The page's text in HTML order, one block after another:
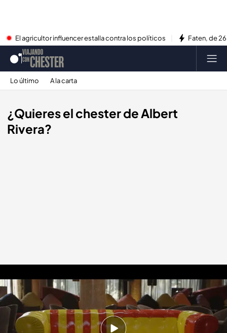
El agricultor influencer estalla contra los políticos Faten, de
Lo último A la carta
¿Quieres el chester de Albert
Rivera?
cuatro.como
02 NOV 2014 - 23:15h.
Compartir